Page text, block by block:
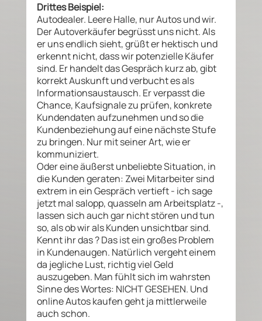
Drittes Beispiel:
Autodealer. Leere Halle, nur Autos und wir.
Der Autoverkäufer begrüsst uns nicht. Als
er uns endlich sieht, grüßt er hektisch und
erkennt nicht, dass wir potenzielle Käufer
sind. Er handelt das Gespräch kurz ab, gibt
korrekt Auskunft und verbucht es als
Informationsaustausch. Er verpasst die
Chance, Kaufsignale zu prüfen, konkrete
Kundendaten aufzunehmen und so die
Kundenbeziehung auf eine nächste Stufe
zu bringen. Nur mit seiner Art, wie er
kommuniziert.
Oder eine äußerst unbeliebte Situation, in
die Kunden geraten: Zwei Mitarbeiter sind
extrem in ein Gespräch vertieft - ich sage
jetzt mal salopp, quasseln am Arbeitsplatz -,
lassen sich auch gar nicht stören und tun
so, als ob wir als Kunden unsichtbar sind.
Kennt ihr das ? Das ist ein großes Problem
in Kundenaugen. Natürlich vergeht einem
da jegliche Lust, richtig viel Geld
auszugeben. Man fühlt sich im wahrsten
Sinne des Wortes: NICHT GESEHEN. Und
online Autos kaufen geht ja mittlerweile
auch schon.